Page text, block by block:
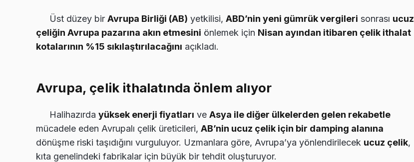
Üst düzey bir Avrupa Birliği (AB) yetkilisi, ABD’nin yeni gümrük vergileri sonrası ucuz
çeliğin Avrupa pazarına akın etmesini önlemek için Nisan ayından itibaren çelik ithalat
kotalarının %15 sıkılaştırılacağını açıkladı.
Avrupa, çelik ithalatında önlem alıyor
Halihazırda yüksek enerji fiyatları ve Asya ile diğer ülkelerden gelen rekabetle
mücadele eden Avrupalı çelik üreticileri, AB’nin ucuz çelik için bir damping alanına
dönüşme riski taşıdığını vurguluyor. Uzmanlara göre, Avrupa’ya yönlendirilecek ucuz çelik,
kıta genelindeki fabrikalar için büyük bir tehdit oluşturuyor.